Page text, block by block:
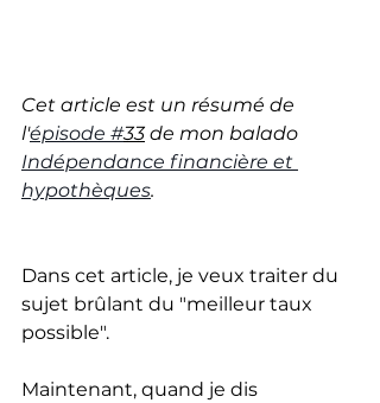
Cet article est un résumé de
l'épisode #33 de mon balado
Indépendance financière et
hypothèques.
Dans cet article, je veux traiter du
sujet brûlant du "meilleur taux
possible".
Maintenant, quand je dis